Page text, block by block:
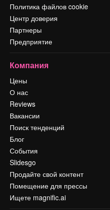
Политика файлов cookie
Центр доверия
Партнеры
Предприятие
Компания
Цены
О нас
Reviews
Вакансии
Поиск тенденций
Блог
События
Slidesgo
Продайте свой контент
Помещение для прессы
Ищете magnific.ai